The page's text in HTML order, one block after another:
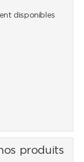
disponibles
produits